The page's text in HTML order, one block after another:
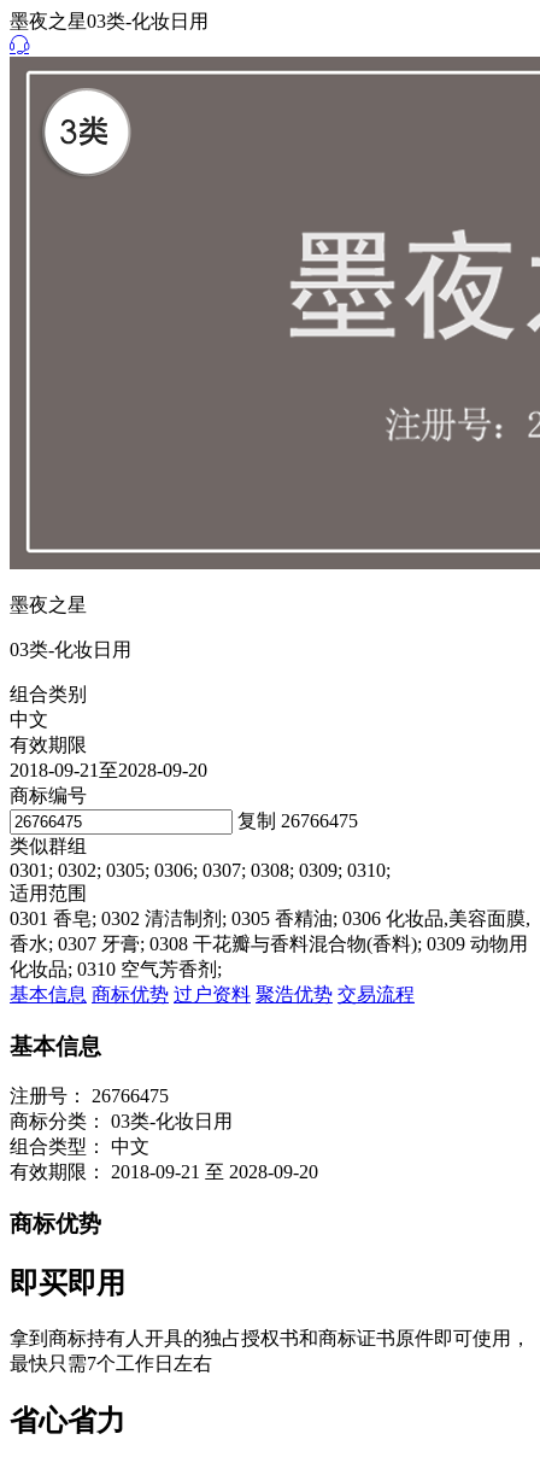
墨夜之星03类-化妆日用
墨夜之星
03类-化妆日用
组合类别
中文
有效期限
2018-09-21至2028-09-20
商标编号
复制 26766475
类似群组
0301; 0302; 0305; 0306; 0307; 0308; 0309; 0310;
适用范围
0301 香皂; 0302 清洁制剂; 0305 香精油; 0306 化妆品,美容面膜,
香水; 0307 牙膏; 0308 干花瓣与香料混合物(香料); 0309 动物用
化妆品; 0310 空气芳香剂;
基本信息 商标优势 过户资料 聚浩优势 交易流程
基本信息
注册号：
26766475
商标分类：
03类-化妆日用
组合类型：
中文
有效期限：
2018-09-21 至 2028-09-20
商标优势
即买即用
拿到商标持有人开具的独占授权书和商标证书原件即可使用，
最快只需7个工作日左右
省心省力